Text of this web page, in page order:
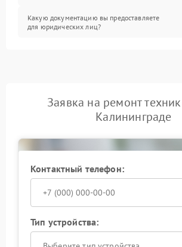
Какую документацию вы предоставляете
для юридических лиц?
Заявка на ремонт
Калининграде
Контактный телефон:
Тип устройства: